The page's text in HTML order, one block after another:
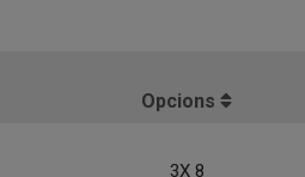
Opcions
3X 8